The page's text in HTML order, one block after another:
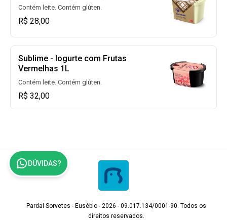
Contém leite. Contém glúten.
R$ 28,00
Sublime - Iogurte com Frutas
Vermelhas 1L
Contém leite. Contém glúten.
R$ 32,00
DÚVIDAS?
Pardal Sorvetes - Eusébio - 2026 - 09.017.134/0001-90. Todos os
direitos reservados.